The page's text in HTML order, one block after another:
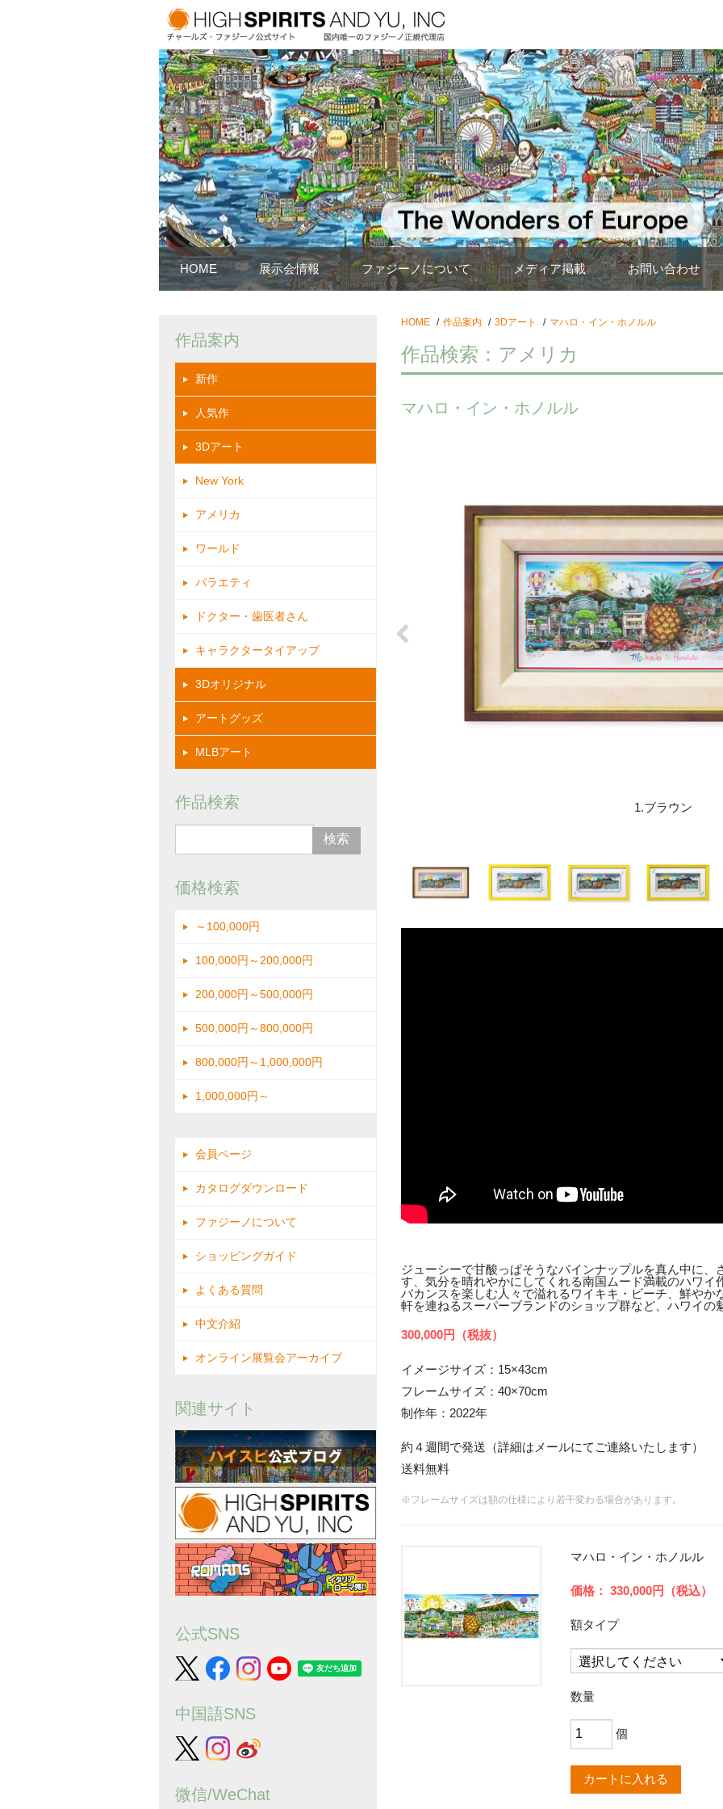
HOME 展示会情報 ファジーノについて メディア掲載 お問い合わせ
HOME 作品案内 3Dアート マハロ・イン・ホノルル
作品検索：アメリカ
マハロ・イン・ホノルル
1.ブラウン
ジューシーで甘酸っぱそうなパインナップルを真ん中に
す、気分を晴れやかにしてくれる南国ムード満載のハワイ
バカンスを楽しむ人々で溢れるワイキキ・ビーチ、鮮やか
軒を連ねるスーパーブランドのショップ群など、ハワイの
300,000円（税抜）
イメージサイズ：15×43cm
フレームサイズ：40×70cm
制作年：2022年
約４週間で発送（詳細はメールにてご連絡いたします）
送料無料
※フレームサイズは額の仕様により若干変わる場合があります。
マハロ・イン・ホノルル
330,000円（税込）
額タイプ
数量
個
作品案内
新作
人気作
3Dアート
New York
アメリカ
ワールド
バラエティ
ドクター・歯医者さん
キャラクタータイアップ
3Dオリジナル
アートグッズ
MLBアート
作品検索
価格検索
～100,000円
100,000円～200,000円
200,000円～500,000円
500,000円～800,000円
800,000円～1,000,000円
1,000,000円～
会員ページ
カタログダウンロード
ファジーノについて
ショッピングガイド
よくある質問
中文介紹
オンライン展覧会アーカイブ
関連サイト
公式SNS
中国語SNS
微信/WeChat